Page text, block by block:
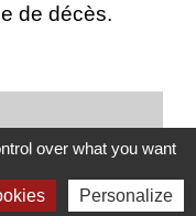
de décès.
sur cette page
over what you want
Personalize